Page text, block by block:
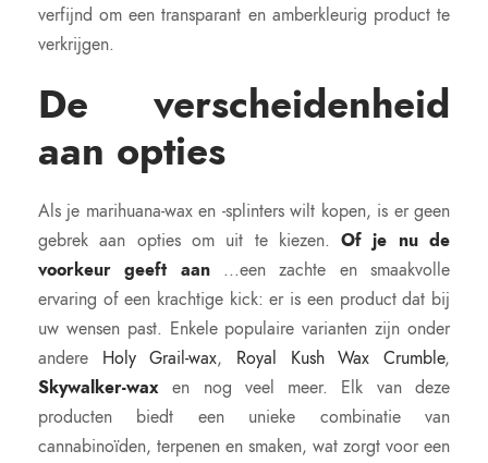
verfijnd om een ​​transparant en amberkleurig product te
verkrijgen.
De verscheidenheid
aan opties
Als je marihuana-wax en -splinters wilt kopen, is er geen
gebrek aan opties om uit te kiezen.Of je nu de
voorkeur geeft aan...een zachte en smaakvolle
ervaring of een krachtige kick: er is een product dat bij
uw wensen past. Enkele populaire varianten zijn onder
andere Holy Grail-wax, Royal Kush Wax Crumble,
Skywalker-wax en nog veel meer. Elk van deze
producten biedt een unieke combinatie van
cannabinoïden, terpenen en smaken, wat zorgt voor een